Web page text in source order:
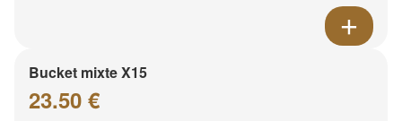
Bucket mixte X15
23.50 €